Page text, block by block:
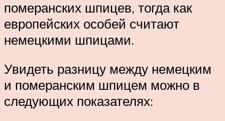
померанских шпицев, тогда как
европейских особей считают
немецкими шпицами.
Увидеть разницу между немецким
и померанским шпицем можно в
следующих показателях: